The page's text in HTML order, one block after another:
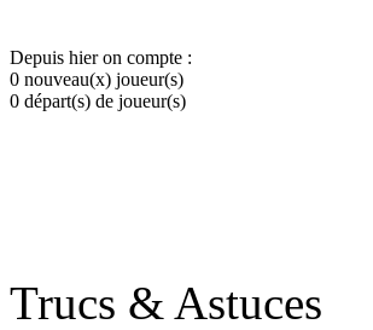
Depuis hier on compte :
0 nouveau(x) joueur(s)
0 départ(s) de joueur(s)
Trucs & Astuces